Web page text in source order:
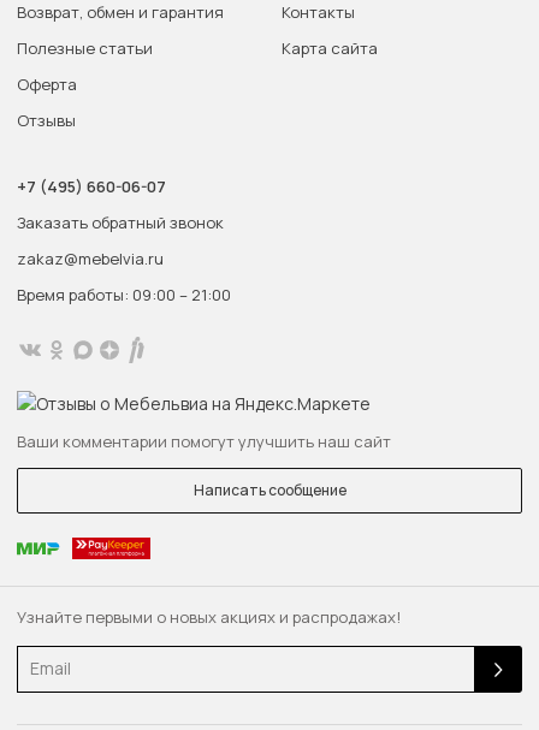
Узнайте первыми о новых акциях и распродажах!
Email
Возврат, обмен и гарантия
Полезные статьи
Оферта
Отзывы
Контакты
Карта сайта
+7 (495) 660-06-07
Заказать обратный звонок
zakaz@mebelvia.ru
Время работы: 09:00 – 21:00
Ваши комментарии помогут улучшить наш сайт
Написать сообщение